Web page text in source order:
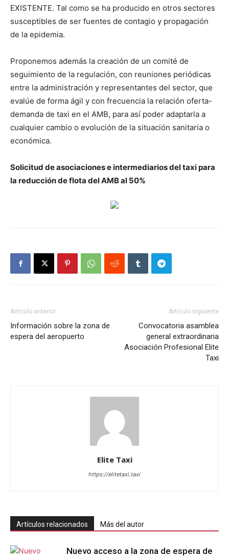
EXISTENTE. Tal como se ha producido en otros sectores
susceptibles de ser fuentes de contagio y propagación
de la epidemia.
Proponemos además la creación de un comité de
seguimiento de la regulación, con reuniones periódicas
entre la administración y representantes del sector, que
evalúe de forma ágil y con frecuencia la relación oferta-
demanda de taxi en el AMB, para así poder adaptarla a
cualquier cambio o evolución de la situación sanitaria o
económica.
Solicitud de asociaciones e intermediarios del taxi para
la reducción de flota del AMB al 50%
Artículo anterior
Información sobre la zona de
espera del aeropuerto
Artículo siguiente
Convocatoria asamblea
general extraordinaria
Asociación Profesional Elite
Taxi
Elite Taxi
https://elitetaxi.taxi
Artículos relacionados Más del autor
Nuevo acceso a la zona de espera de